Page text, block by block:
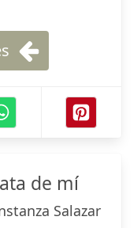
de mí
Salazar